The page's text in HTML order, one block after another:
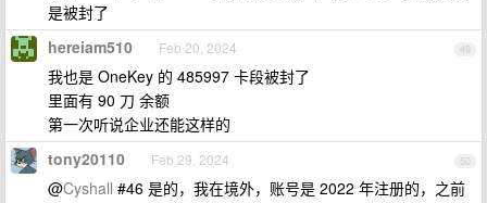
是被封了
49
hereiam510 Feb 20, 2024
我也是 OneKey 的 485997 卡段被封了
里面有 90 刀 余额
第一次听说企业还能这样的
50
tony20110 Feb 29, 2024
@Cyshall #46 是的，我在境外，账号是 2022 年注册的，之前